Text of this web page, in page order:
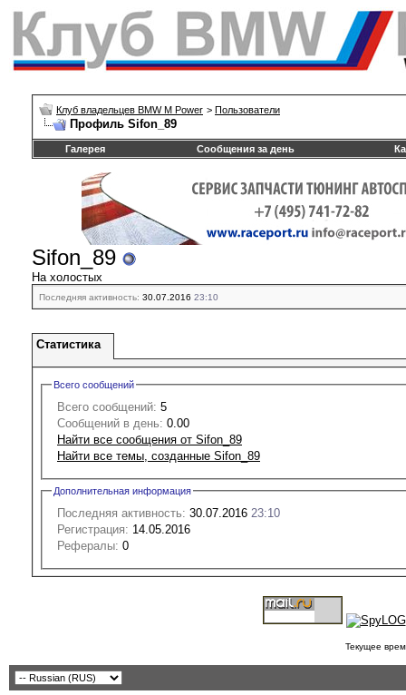
Клуб владельцев BMW M Power > Пользователи
Профиль Sifon_89
Галерея Сообщения за день
Sifon_89
На холостых
Последняя активность: 30.07.2016 23:10
Статистика
Всего сообщений
Всего сообщений: 5
Сообщений в день: 0.00
Найти все сообщения от Sifon_89
Найти все темы, созданные Sifon_89
Дополнительная информация
Последняя активность: 30.07.2016 23:10
Регистрация: 14.05.2016
Рефералы: 0
Текущее